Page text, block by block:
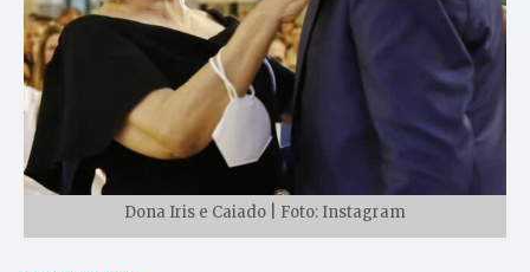
Dona Iris e Caiado | Foto: Instagram